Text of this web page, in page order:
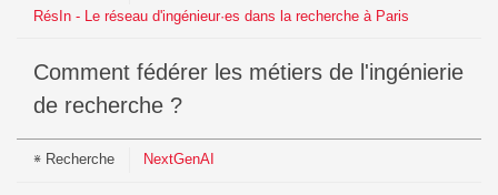
RésIn - Le réseau d'ingénieur·es dans la recherche à Paris
Comment fédérer les métiers de l'ingénierie
de recherche ?
Recherche NextGenAI